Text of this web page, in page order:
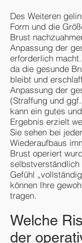
Des Weiteren
Form und die
Brust
Anpassung der
erforderlich
da die gesunde
bleibt und
Anpassung der
(Straffung und
kann ein gutes
Ergebnis erzielt
Sie sehen bei
Wiederaufbaus
Brust operiert
Gefühl
können Ihre
tragen.
Welche
der